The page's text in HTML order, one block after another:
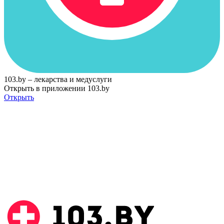
103.by – лекарства и медуслуги
Открыть в приложении 103.by
Открыть